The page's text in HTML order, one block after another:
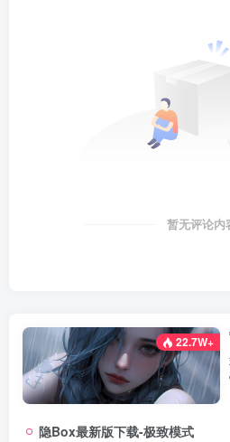
暂无评论内
22.7W+
隐Box最新版下载-极致模式